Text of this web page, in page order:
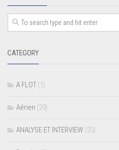
CATEGORY
A FLOT (1)
Aérien (29)
ANALYSE ET INTERVIEW (20)